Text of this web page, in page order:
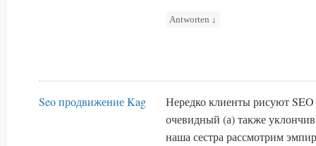
Antworten ↓
Seo продвижение Kag
Нередко клиенты рисуют
очевидный (а) также
наша сестра рассмотрим